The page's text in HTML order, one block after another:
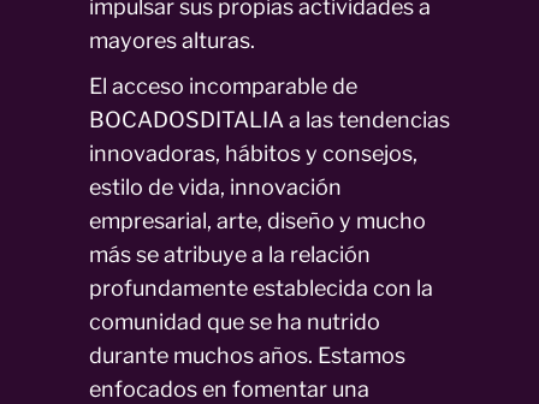
impulsar sus propias actividades a
mayores alturas.
El acceso incomparable de
BOCADOSDITALIA a las tendencias
innovadoras, hábitos y consejos,
estilo de vida, innovación
empresarial, arte, diseño y mucho
más se atribuye a la relación
profundamente establecida con la
comunidad que se ha nutrido
durante muchos años. Estamos
enfocados en fomentar una